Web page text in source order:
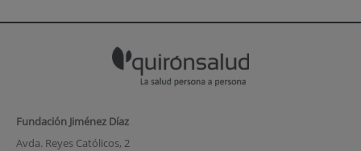
Fundación Jiménez Díaz
Avda. Reyes Católicos, 2